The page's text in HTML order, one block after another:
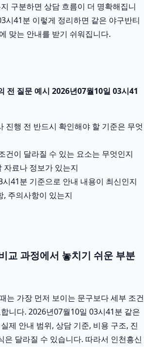
구분하면 상담 흐름이 더 명확해집니
시41분 이렇게 정리하면 같은 야구반티
맞는 안내를 받기 쉬워집니다.
전 질문 예시 2026년07월10일 03시41
진행 전 반드시 확인해야 할 기준은 무엇
건이 달라질 수 있는 요소는 무엇인지
자료나 정보가 있는지
41분 기준으로 안내 내용이 최신인지
, 주의사항이 있는지
교 과정에서 놓치기 쉬운 부분
는 가장 먼저 보이는 문구보다 세부 조건
니다. 2026년07월10일 03시41분 같은
제 안내 범위, 상담 기준, 비용 구조, 진
은 달라질 수 있습니다. 따라서 인천흥신